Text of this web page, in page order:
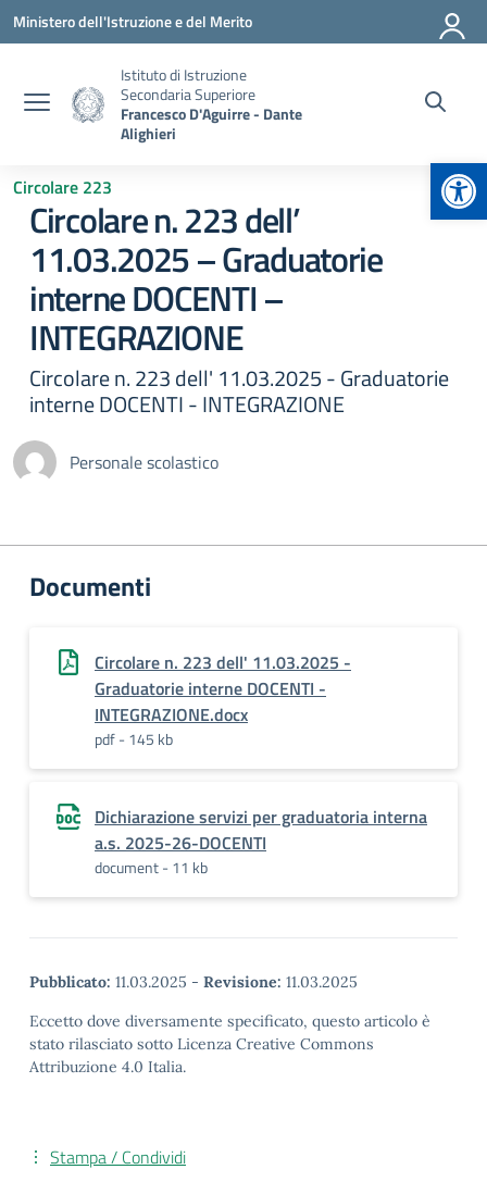
Vai ai contenuti
Vai al menu di navigazione
Vai al footer
Ministero dell'Istruzione e del Merito
Istituto di Istruzione
Secondaria Superiore
Francesco D'Aguirre - Dante
Alighieri
Circolare 223
Circolare n. 223 dell’
11.03.2025 – Graduatorie
interne DOCENTI –
INTEGRAZIONE
Circolare n. 223 dell' 11.03.2025 - Graduatorie
interne DOCENTI - INTEGRAZIONE
Personale scolastico
Documenti
Circolare n. 223 dell' 11.03.2025 -
Graduatorie interne DOCENTI -
INTEGRAZIONE.docx
pdf - 145 kb
Dichiarazione servizi per graduatoria interna
a.s. 2025-26-DOCENTI
document - 11 kb
Pubblicato: 11.03.2025 - Revisione: 11.03.2025
Eccetto dove diversamente specificato, questo articolo è
stato rilasciato sotto Licenza Creative Commons
Attribuzione 4.0 Italia.
Stampa / Condividi